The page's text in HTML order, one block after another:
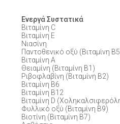
Ενεργά Συστατικά
Βιταμίνη C
Βιταμίνη Ε
Νιασίνη
Παντοθενικό οξύ (Βιταμίνη
Βιταμίνη Α
Θειαμίνη (Βιταμίνη Β1)
Ριβοφλαβίνη (Βιταμίνη Β2)
Βιταμίνη Β6
Βιταμίνη Β12
Βιταμίνη D
Φυλλικό οξύ (Βιταμίνη Β9)
Βιοτίνη (Βιταμίνη Β7)